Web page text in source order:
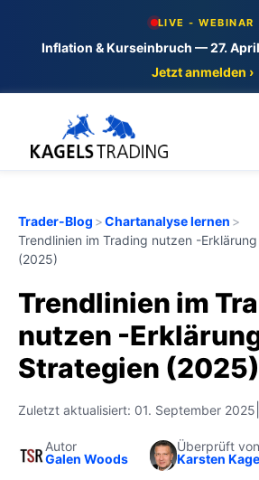
LIVE - WEBINAR
Inflation & Kurseinbruch — 27.
Jetzt anmelden ›
Trader-Blog >Chartanalyse lernen >
Trendlinien im Trading nutzen -
(2025)
Trendlinien im
nutzen -
Strategien (2025)
Zuletzt aktualisiert: 01. September 2025
Autor
Galen Woods
Überprüft von
Karsten